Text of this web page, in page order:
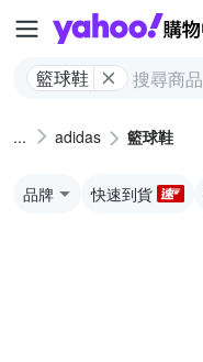
籃球鞋
adidas 籃球鞋
品牌 快速到貨